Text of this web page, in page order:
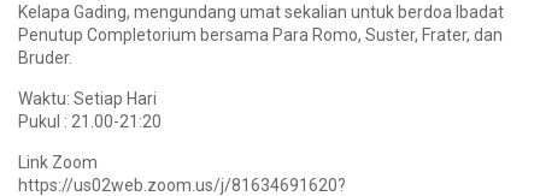
Kelapa Gading, mengundang umat sekalian untuk berdoa Ibadat
Penutup Completorium bersama Para Romo, Suster, Frater, dan
Bruder.
Waktu: Setiap Hari
Pukul : 21.00-21:20
Link Zoom
https://us02web.zoom.us/j/81634691620?